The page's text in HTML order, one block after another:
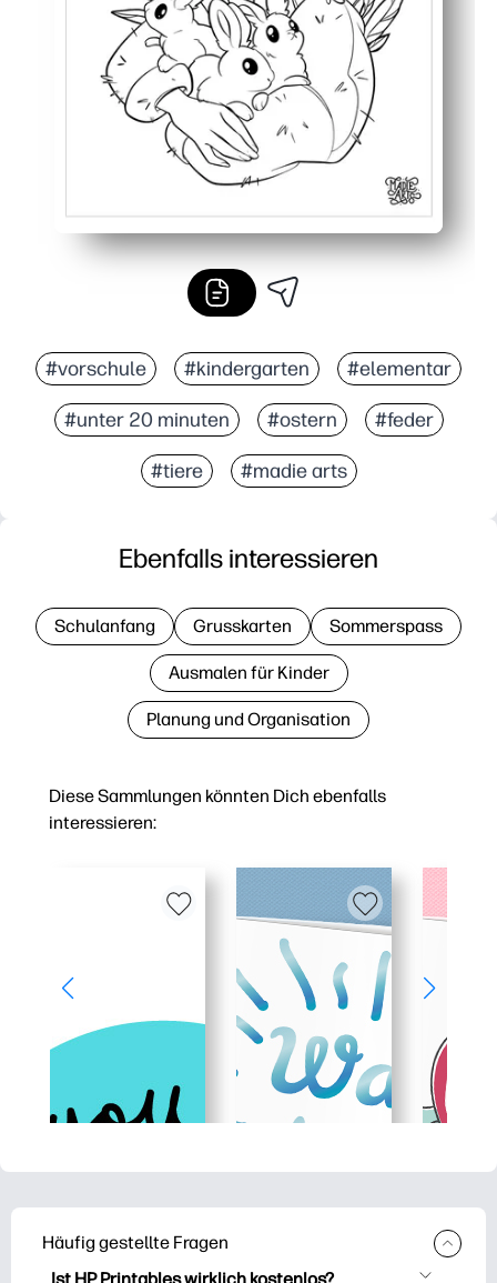
#vorschule #kindergarten #elementar
#unter 20 minuten #ostern #feder
#tiere #madie arts
Diese Sammlungen könnten Dich ebenfalls
interessieren:
Ebenfalls interessieren
Schulanfang Grusskarten Sommerspass
Ausmalen für Kinder
Planung und Organisation
Häufig gestellte Fragen